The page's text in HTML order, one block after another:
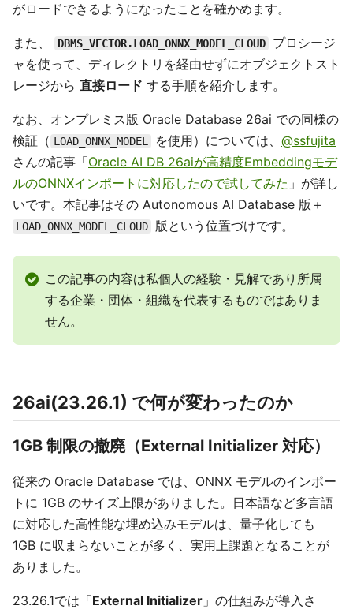
がロードできるようになったことを確かめます。
また、 DBMS_VECTOR.LOAD_ONNX_MODEL_CLOUD
プロシージ
ャを使って、ディレクトリを経由せずにオブジェクトスト
レージから 直接ロード する手順を紹介します。
なお、オンプレミス版 Oracle Database 26ai での同様の
検証（ LOAD_ONNX_MODEL を使用）については、 @ssfujita
さんの記事「Oracle AI DB 26aiが高精度Embeddingモデ
ルのONNXインポートに対応したので試してみた 」が詳し
いです。本記事はその Autonomous AI Database 版＋
LOAD_ONNX_MODEL_CLOUD 版という位置づけです。
この記事の内容は私個人の経験・見解であり所属
する企業・団体・組織を代表するものではありま
せん。
26ai(23.26.1) で何が変わったのか
1GB 制限の撤廃（External Initializer 対応）
従来の Oracle Database では、ONNX モデルのインポー
トに 1GB のサイズ上限がありました。日本語など多言語
に対応した高性能な埋め込みモデルは、量子化しても
1GB に収まらないことが多く、実用上課題となることが
ありました。
23.26.1では「External Initializer 」の仕組みが導入さ